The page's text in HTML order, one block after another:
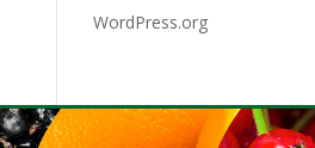
WordPress.org